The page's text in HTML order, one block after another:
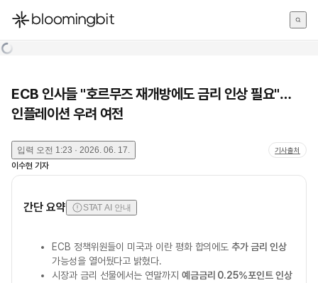
한국어
ECB 인사들 "호르무즈 재개방에도 금리 인상 필요"…
인플레이션 우려 여전
입력 오전 1:23 · 2026. 06. 17. 기사출처
이수현 기자
간단 요약 STAT AI 안내
ECB 정책위원들이 미국과 이란 평화 합의에도추가 금리 인상
가능성을 열어뒀다고 밝혔다.
시장과 금리 선물에서는 연말까지 예금금리 0.25%포인트 인상